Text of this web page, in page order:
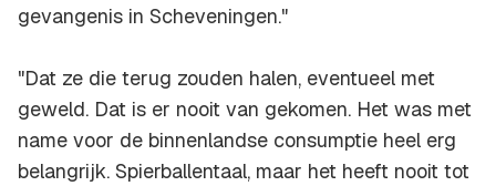
gevangenis in Scheveningen."
"Dat ze die terug zouden halen, eventueel met
geweld. Dat is er nooit van gekomen. Het was met
name voor de binnenlandse consumptie heel erg
belangrijk. Spierballentaal, maar het heeft nooit tot